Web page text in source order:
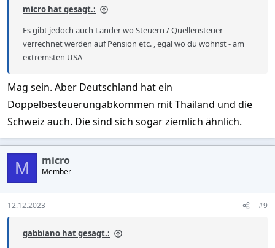
micro hat gesagt.:
Es gibt jedoch auch Länder wo Steuern / Quellensteuer
verrechnet werden auf Pension etc. , egal wo du wohnst - am
extremsten USA
Mag sein. Aber Deutschland hat ein
Doppelbesteuerungabkommen mit Thailand und die
Schweiz auch. Die sind sich sogar ziemlich ähnlich.
M micro
Member
12.12.2023 #9
gabbiano hat gesagt.: